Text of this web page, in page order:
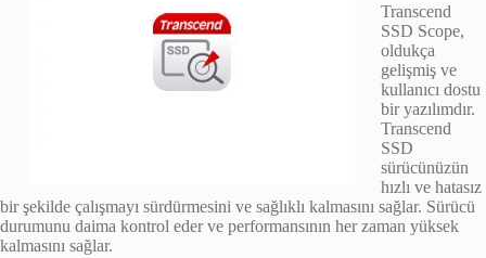
Transcend
SSD Scope,
oldukça
gelişmiş ve
kullanıcı dostu
bir yazılımdır.
Transcend
SSD
sürücünüzün
hızlı ve hatasız
bir şekilde çalışmayı sürdürmesini ve sağlıklı kalmasını sağlar. Sürücü
durumunu daima kontrol eder ve performansının her zaman yüksek
kalmasını sağlar.